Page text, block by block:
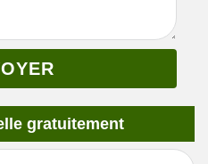
gratuitement